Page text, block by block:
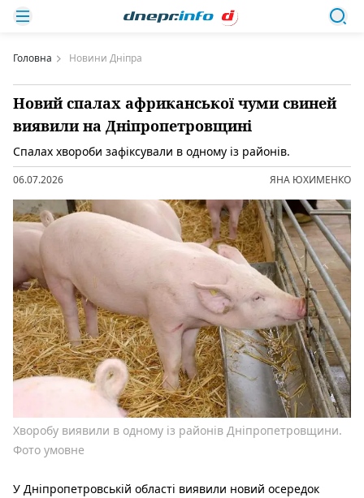
Головна Новини Дніпра
Новий спалах африканської чуми свиней
виявили на Дніпропетровщині
Спалах хвороби зафіксували в одному із районів.
06.07.2026 ЯНА ЮХИМЕНКО
Хворобу виявили в одному із районів Дніпропетровщини.
Фото умовне
У Дніпропетровській області виявили новий осередок